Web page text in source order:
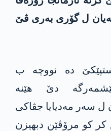
ل گۆری بەری ڤێ
دە نووچە ب
دێ هێنە
ل سەر مەدیایا جڤاکی
کو مرۆڤێن دبھیزن